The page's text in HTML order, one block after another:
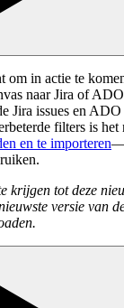
om in actie te
naar Jira of
Jira issues en
filters is
en te importeren—
krijgen tot deze
versie van